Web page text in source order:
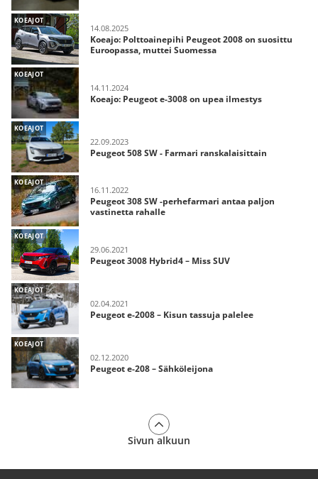
KOEAJOT
14.08.2025
Koeajo: Polttoainepihi Peugeot 2008 on suosittu
Euroopassa, muttei Suomessa
KOEAJOT
14.11.2024
Koeajo: Peugeot e-3008 on upea ilmestys
KOEAJOT
22.09.2023
Peugeot 508 SW - Farmari ranskalaisittain
KOEAJOT
16.11.2022
Peugeot 308 SW -perhefarmari antaa paljon
vastinetta rahalle
KOEAJOT
29.06.2021
Peugeot 3008 Hybrid4 – Miss SUV
KOEAJOT
02.04.2021
Peugeot e-2008 – Kisun tassuja palelee
KOEAJOT
02.12.2020
Peugeot e-208 – Sähköleijona
Sivun alkuun